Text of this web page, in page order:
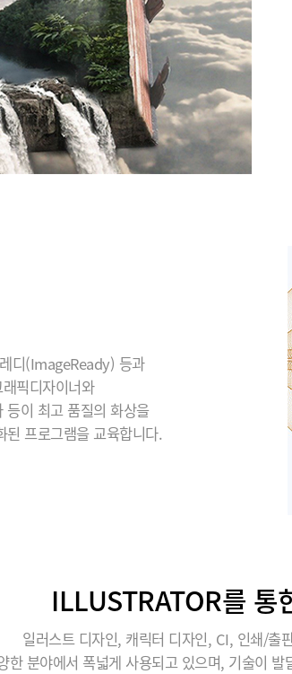
디(ImageReady) 등과
픽디자이너와
등이 최고 품질의 화상을
프로그램을 교육합니다.
ILLUSTRATOR를 통
일러스트 디자인, 캐릭터 디자인, CI, 인쇄/출
한 분야에서 폭넓게 사용되고 있으며, 기술이